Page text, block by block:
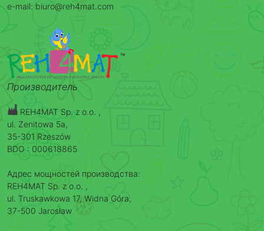
e-mail: biuro@reh4mat.com
Производитель
REH4MAT Sp. z o.o. ,
ul. Zenitowa 5a,
35-301 Rzeszów
BDO : 000618865
Адрес мощностей производства:
REH4MAT Sp. z o.o. ,
ul. Truskawkowa 17, Widna Góra,
37-500 Jarosław